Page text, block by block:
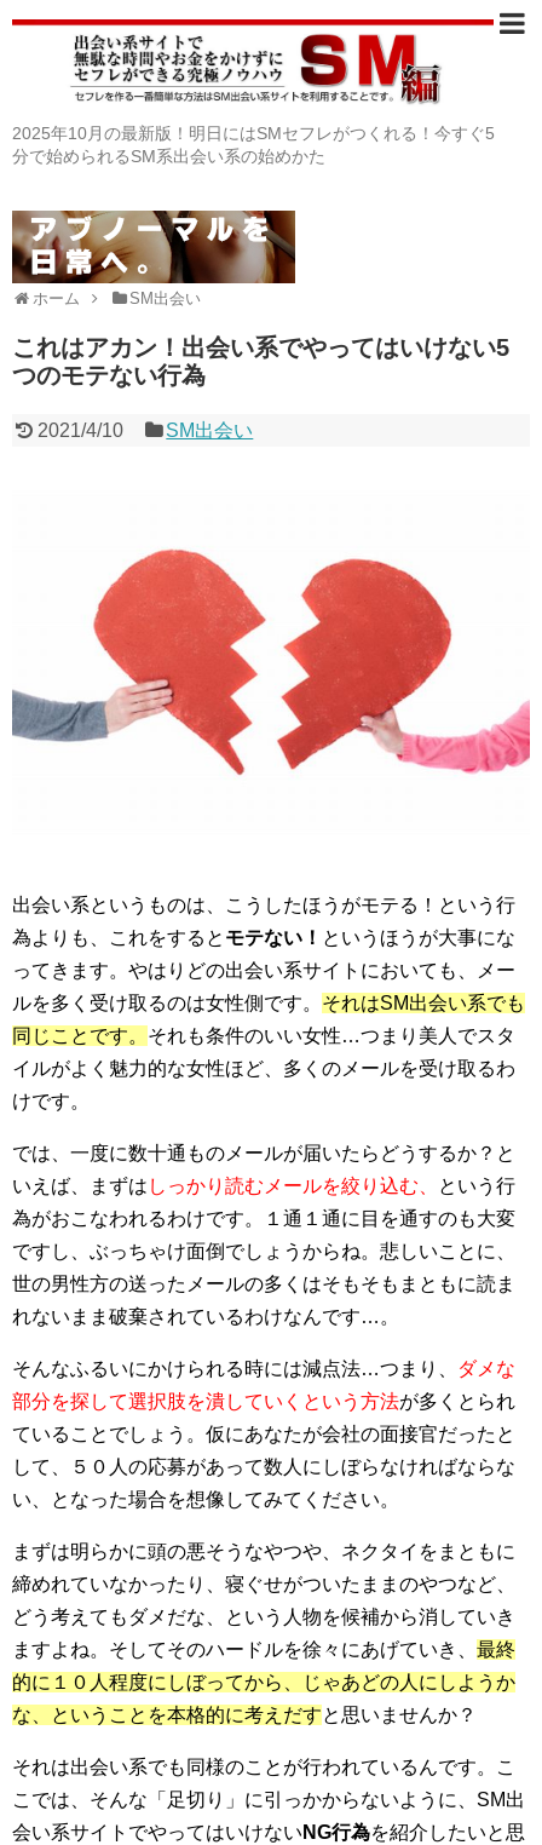
2025年10月の最新版！明日にはSMセフレがつくれる！今すぐ5
分で始められるSM系出会い系の始めかた
ホーム SM出会い
これはアカン！出会い系でやってはいけない5
つのモテない行為
2021/4/10 SM出会い
出会い系というものは、こうしたほうがモテる！という行
為よりも、これをすると モテない！ というほうが大事にな
ってきます。やはりどの出会い系サイトにおいても、メー
ルを多く受け取るのは女性側です。 それはSM出会い系でも
同じことです。 それも条件のいい女性…つまり美人でスタ
イルがよく魅力的な女性ほど、多くのメールを受け取るわ
けです。
では、一度に数十通ものメールが届いたらどうするか？と
いえば、まずは しっかり読むメールを絞り込む、
という行
為がおこなわれるわけです。１通１通に目を通すのも大変
ですし、ぶっちゃけ面倒でしょうからね。悲しいことに、
世の男性方の送ったメールの多くはそもそもまともに読ま
れないまま破棄されているわけなんです…。
そんなふるいにかけられる時には減点法…つまり、
ダメな
部分を探して選択肢を潰していくという方法が多くとられ
ていることでしょう。仮にあなたが会社の面接官だったと
して、５０人の応募があって数人にしぼらなければならな
い、となった場合を想像してみてください。
まずは明らかに頭の悪そうなやつや、ネクタイをまともに
締めれていなかったり、寝ぐせがついたままのやつなど、
どう考えてもダメだな、という人物を候補から消していき
ますよね。そしてそのハードルを徐々にあげていき、 最終
的に１０人程度にしぼってから、じゃあどの人にしようか
な、ということを本格的に考えだすと思いませんか？
それは出会い系でも同様のことが行われているんです。こ
こでは、そんな「足切り」に引っかからないように、SM出
会い系サイトでやってはいけない NG行為を紹介したいと思